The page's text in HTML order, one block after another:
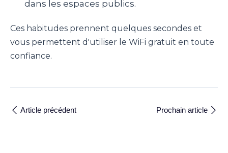
dans les espaces publics.
Ces habitudes prennent quelques secondes et
vous permettent d'utiliser le WiFi gratuit en toute
confiance.
Article précédent Prochain article